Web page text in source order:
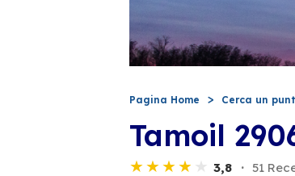
Pagina Home Cerca un
Tamoil
3,8 51